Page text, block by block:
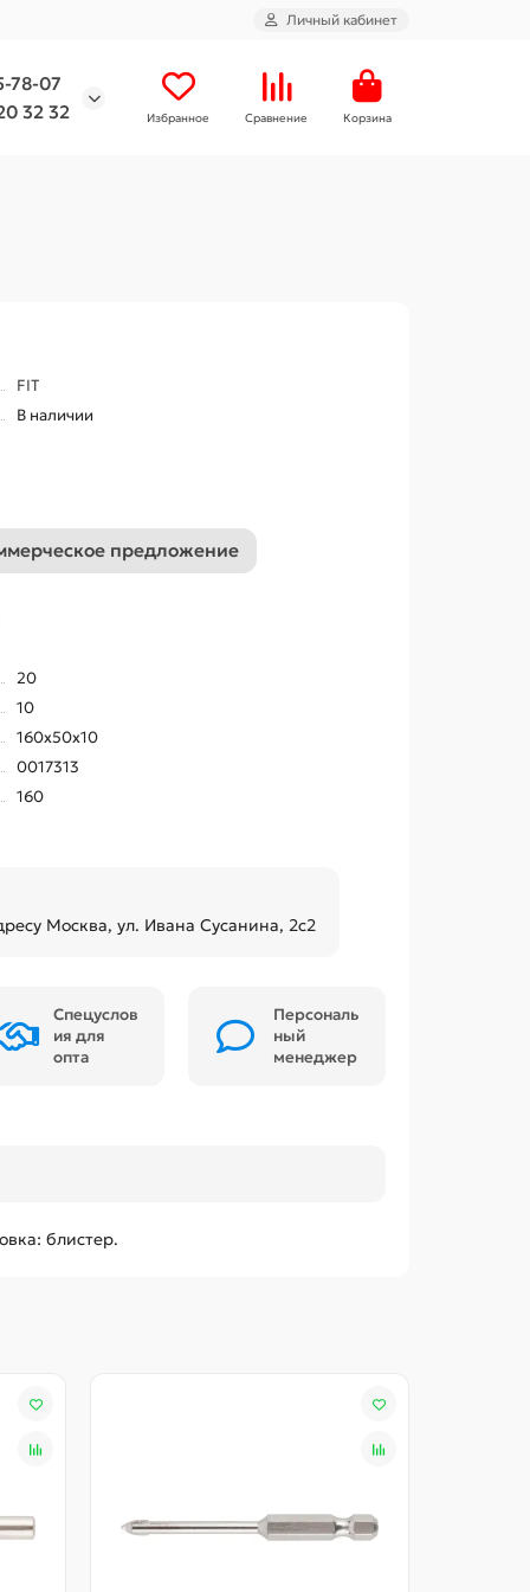
Личный кабинет
78-07
32 32
Избранное Сравнение Корзина
FIT
В наличии
предложение
20
10
160x50x10
0017313
160
Москва, ул. Ивана Сусанина, 2с2
Спецуслов
ия для
опта
Персональ
ный
менеджер
блистер.